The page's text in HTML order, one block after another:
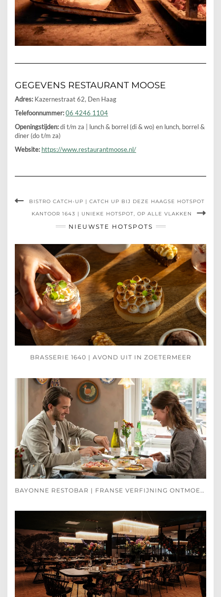
GEGEVENS RESTAURANT MOOSE
Adres: Kazernestraat 62, Den Haag
Telefoonnummer:06 4246 1104
Openingstijden:di t/m za | lunch & borrel (di & wo) en lunch, borrel &
diner (do t/m za)
Website: https://www.restaurantmoose.nl/
BISTRO CATCH-UP | CATCH UP BIJ DEZE HAAGSE HOTSPOT
KANTOOR 1643 | UNIEKE HOTSPOT, OP ALLE VLAKKEN
NIEUWSTE HOTSPOTS
BRASSERIE 1640 | AVOND UIT IN ZOETERMEER
BAYONNE RESTOBAR | FRANSE VERFIJNING ONTMOET SPAANSE PASSIE